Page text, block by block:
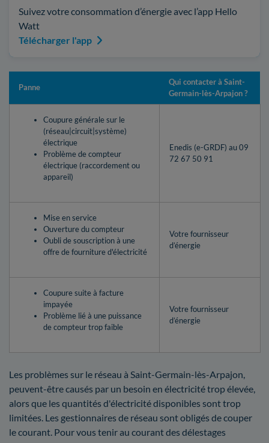
Suivez votre consommation d’énergie avec l’app Hello
Watt
Télécharger l'app
Panne
Qui contacter à Saint-
Germain-lès-Arpajon ?
Coupure générale sur le
(réseau|circuit|système)
électrique
Problème de compteur
électrique (raccordement ou
appareil)
Enedis (e-GRDF) au 09
72 67 50 91
Mise en service
Ouverture du compteur
Oubli de souscription à une
offre de fourniture d'électricité
Votre fournisseur
d’énergie
Coupure suite à facture
impayée
Problème lié à une puissance
de compteur trop faible
Votre fournisseur
d’énergie
Les problèmes sur le réseau à Saint-Germain-lès-Arpajon,
peuvent-être causés par un besoin en électricité trop élevée,
alors que les quantités d'électricité disponibles sont trop
limitées. Les gestionnaires de réseau sont obligés de couper
le courant. Pour vous tenir au courant des délestages